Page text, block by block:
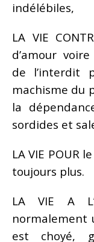
indélébiles,
LA VIE
d’amour
de l’interdit
machisme du
la
sordides et
LA VIE POUR
toujours plus.
LA VIE A
normalement
est choyé,